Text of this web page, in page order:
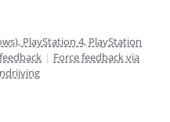
PlayStation 4, PlayStation
| Force feedback via